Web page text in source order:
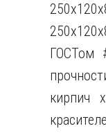
ГОСТом
кирпич